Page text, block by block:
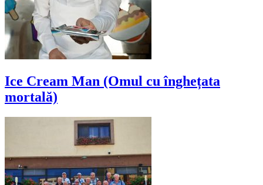
Ice Cream Man (Omul cu înghețata
mortală)